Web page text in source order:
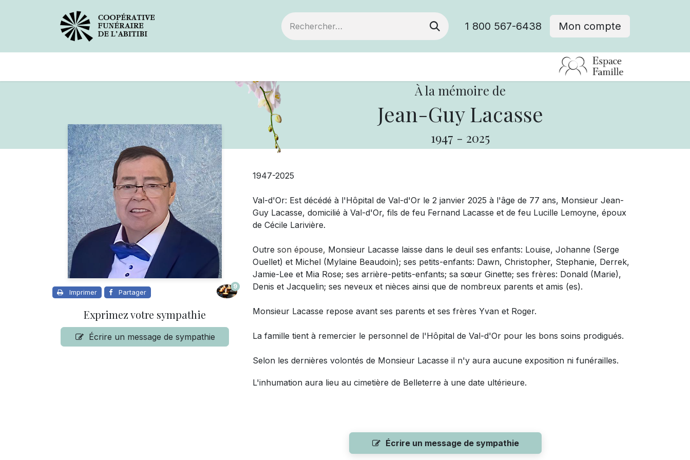
1 800 567-6438 Mon compte
À la mémoire de
Jean-Guy Lacasse
1947 - 2025
Imprimer Partager
9
Exprimez votre sympathie
Écrire un message de sympathie
1947-2025
Val-d'Or: Est décédé à l'Hôpital de Val-d'Or le 2 janvier 2025 à l'âge de 77 ans, Monsieur Jean-
Guy Lacasse, domicilié à Val-d'Or, fils de feu Fernand Lacasse et de feu Lucille Lemoyne, époux
de Cécile Larivière.
Outre son épouse, Monsieur Lacasse laisse dans le deuil ses enfants: Louise, Johanne (Serge
Ouellet) et Michel (Mylaine Beaudoin); ses petits-enfants: Dawn, Christopher, Stephanie, Derrek,
Jamie-Lee et Mia Rose; ses arrière-petits-enfants; sa sœur Ginette; ses frères: Donald (Marie),
Denis et Jacquelin; ses neveux et nièces ainsi que de nombreux parents et amis (es).
Monsieur Lacasse repose avant ses parents et ses frères Yvan et Roger.
La famille tient à remercier le personnel de l'Hôpital de Val-d'Or pour les bons soins prodigués.
Selon les dernières volontés de Monsieur Lacasse il n'y aura aucune exposition ni funérailles.
L'inhumation aura lieu au cimetière de Belleterre à une date ultérieure.
Écrire un message de sympathie